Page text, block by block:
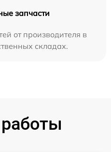
запчасти
от производителя в
складах.